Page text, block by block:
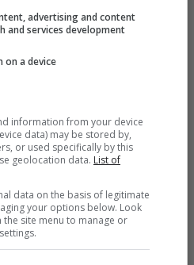
condizione in
e lagestione
Sport
fastidi che ne
nelle ultime gare,
aumentando
. Il piano del
Italiadel prossimo
advertising and content
and services development
on a device
information from your device
data) may be stored by,
or used specifically by this
geolocation data. List of
data on the basis of legitimate
your options below. Look
site menu to manage or